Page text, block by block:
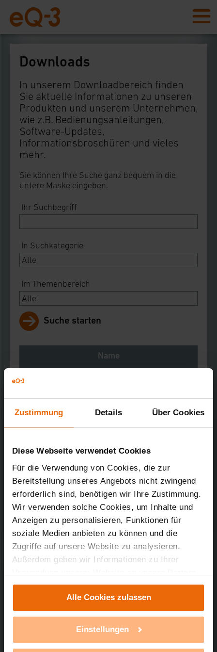
Zustimmung Details Über Cookies
Diese Webseite verwendet Cookies
Für die Verwendung von Cookies, die zur
Bereitstellung unseres Angebots nicht zwingend
erforderlich sind, benötigen wir Ihre Zustimmung.
Wir verwenden solche Cookies, um Inhalte und
Anzeigen zu personalisieren, Funktionen für
soziale Medien anbieten zu können und die
Zugriffe auf unsere Website zu analysieren.
Außerdem geben wir Informationen zu Ihrer
Verwendung unserer Website an unsere Partner
für soziale Medien, Werbung und Analysen weiter.
Unsere Partner führen diese Informationen
möglicherweise mit weiteren Daten zusammen,
die Sie ihnen bereitgestellt haben oder die sie im
Alle Cookies zulassen
Einstellungen
Downloads
In unserem Downloadbereich finden
Sie aktuelle Informationen zu unseren
Produkten und unserem Unternehmen,
wie z.B. Bedienungsanleitungen,
Software-Updates,
Informationsbroschüren und vieles
mehr.
Sie können Ihre Suche ganz bequem in die
untere Maske eingeben.
Ihr Suchbegriff
In Suchkategorie
Im Themenbereich
Suche starten
Name
Schalter mit Timerfunktion
Kurz-Bez.: ST55UP
Artikel-Nr.: 130710
02.05.2017
95,63 KB
Technischer Support
unserer Produkte?
mehr Infos